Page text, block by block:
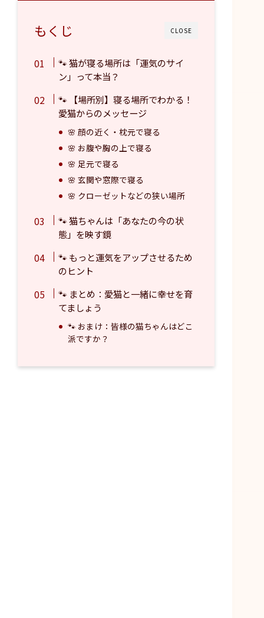
CLOSE
もくじ
🐾 猫が寝る場所は「運気のサイ
ン」って本当？
🐾 【場所別】寝る場所でわかる！
愛猫からのメッセージ
🌸 顔の近く・枕元で寝る
🌸 お腹や胸の上で寝る
🌸 足元で寝る
🌸 玄関や窓際で寝る
🌸 クローゼットなどの狭い場所
🐾 猫ちゃんは「あなたの今の状
態」を映す鏡
🐾 もっと運気をアップさせるため
のヒント
🐾 まとめ：愛猫と一緒に幸せを育
てましょう
🐾 おまけ：皆様の猫ちゃんはどこ
派ですか？